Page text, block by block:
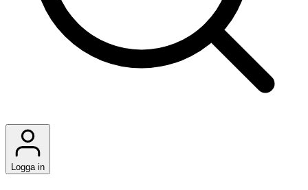
Logga in